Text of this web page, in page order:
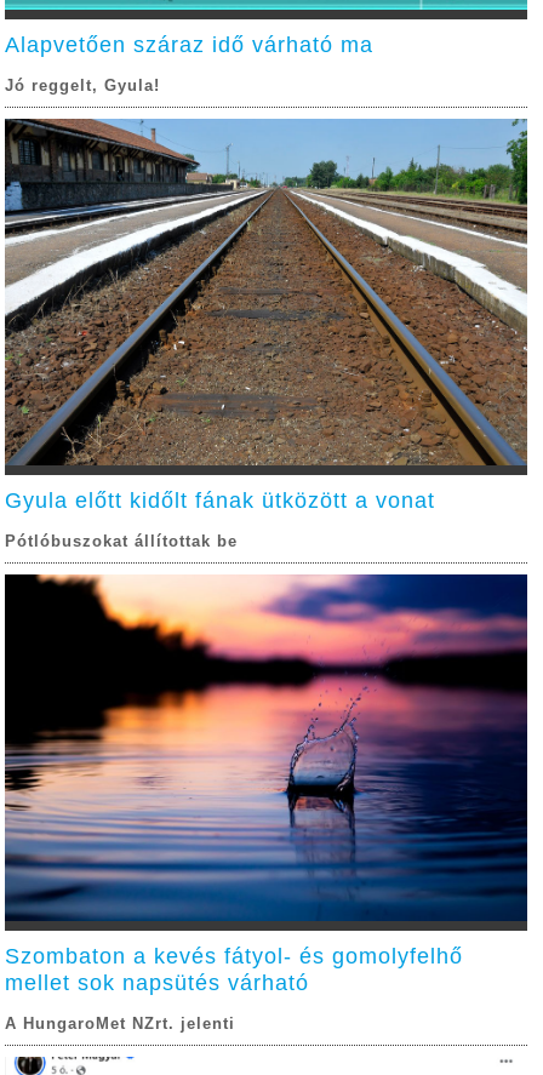
Alapvetően száraz idő várható ma
Jó reggelt, Gyula!
Gyula előtt kidőlt fának ütközött a vonat
Pótlóbuszokat állítottak be
Szombaton a kevés fátyol- és gomolyfelhő
mellet sok napsütés várható
A HungaroMet NZrt. jelenti